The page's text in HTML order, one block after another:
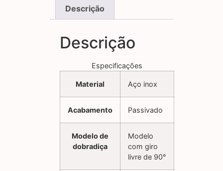
Descrição
Descrição
Especificações
Material Aço inox
Acabamento Passivado
Modelo de
dobradiça
Modelo
com giro
livre de 90°